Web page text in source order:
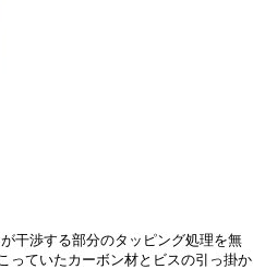
干渉する部分のタッピング処理を無
っていたカーボン材とビスの引っ掛か